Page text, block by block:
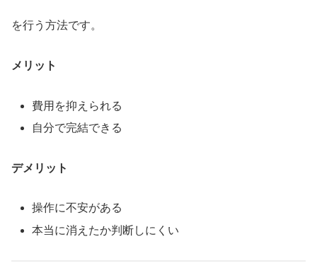
を行う方法です。
メリット
費用を抑えられる
自分で完結できる
デメリット
操作に不安がある
本当に消えたか判断しにくい